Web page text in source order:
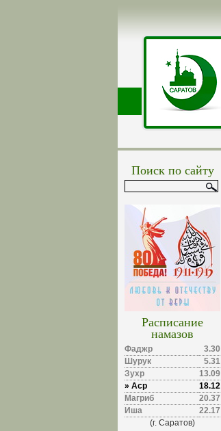
Поиск по сайту
Расписание
намазов
Фаджр
3.30
Шурук
5.31
Зухр
13.09
» Аср
18.12
Магриб
20.37
Иша
22.17
(г. Саратов)